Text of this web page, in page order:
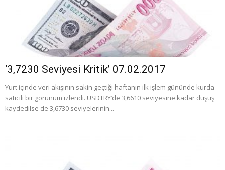
‘3,7230 Seviyesi Kritik’ 07.02.2017
Yurt içinde veri akışının sakin geçtiği haftanın ilk işlem gününde kurda
satıcılı bir görünüm izlendi. USDTRY’de 3,6610 seviyesine kadar düşüş
kaydedilse de 3,6730 seviyelerinin...